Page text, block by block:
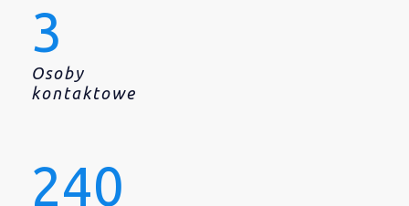
3
Osoby
kontaktowe
240